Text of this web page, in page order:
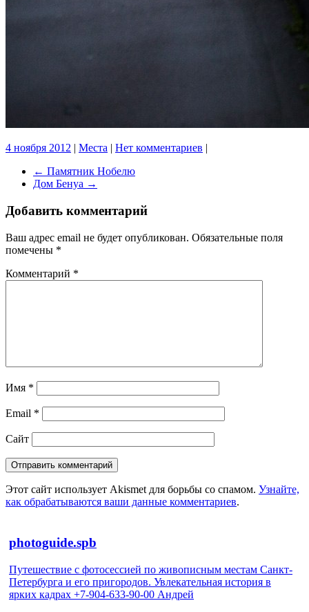
4 ноября 2012 | Места | Нет комментариев |
← Памятник Нобелю
Дом Бенуа →
Добавить комментарий
Ваш адрес email не будет опубликован. Обязательные поля
помечены *
Комментарий *
Имя *
Email *
Сайт
Этот сайт использует Akismet для борьбы со спамом. Узнайте,
как обрабатываются ваши данные комментариев.
photoguide.spb
Путешествие с фотосессией по живописным местам Санкт-
Петербурга и его пригородов. Увлекательная история в
ярких кадрах +7-904-633-90-00 Андрей